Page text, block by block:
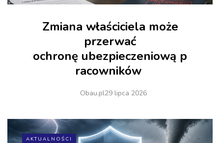
Zmiana właściciela może
przerwać
ochronę ubezpieczeniową p
racowników
Obau.pl29 lipca 2026
AKTUALNOŚCI